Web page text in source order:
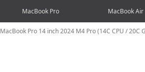
MacBook Pro MacBook Air
MacBook Pro 14 inch 2024 M4 Pro (14C CPU / 20C